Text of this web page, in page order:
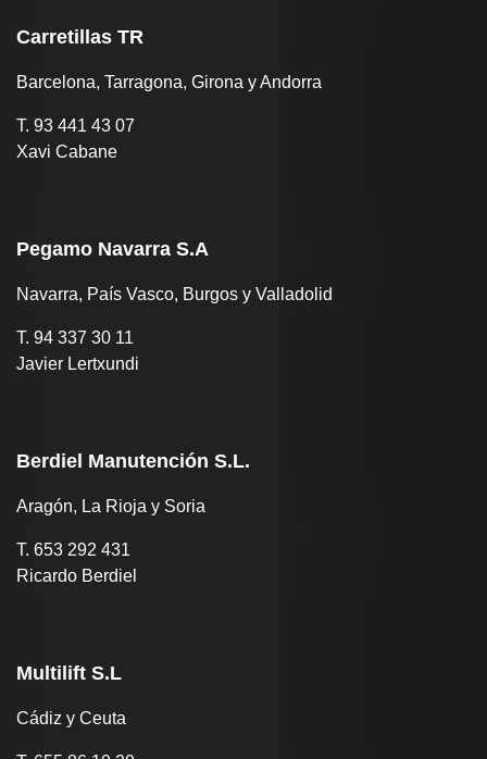
Carretillas TR
Barcelona, Tarragona, Girona y Andorra
T. 93 441 43 07
Xavi Cabane
Pegamo Navarra S.A
Navarra, País Vasco, Burgos y Valladolid
T. 94 337 30 11
Javier Lertxundi
Berdiel Manutención S.L.
Aragón, La Rioja y Soria
T. 653 292 431
Ricardo Berdiel
Multilift S.L
Cádiz y Ceuta